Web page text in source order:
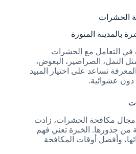
الحشرات
بالمدينة المنورة
في التعامل مع الحشرات
النمل، الصراصير، البعوض،
تساعد على اختيار المبيد
دون عشوائية.
مكافحة الحشرات، زادت
جذورها. الخبرة تعني فهم
وأفضل أوقات المكافحة